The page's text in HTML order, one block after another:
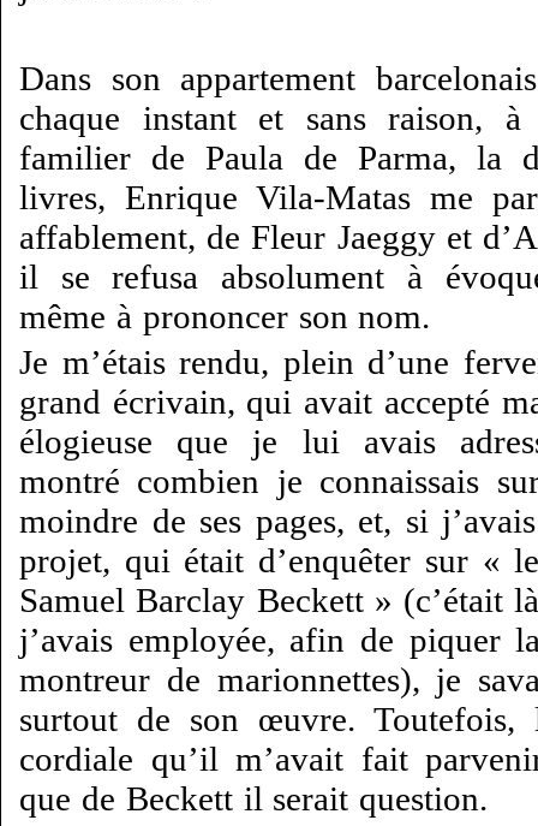
Dans son appartement
chaque instant et sans raison,
familier de Paula de Parma, la
livres, Enrique Vila-Matas me
affablement, de Fleur Jaeggy et
il se refusa absolument à
même à prononcer son nom.
Je m’étais rendu, plein d’une
grand écrivain, qui avait accepté
élogieuse que je lui avais
montré combien je connaissais
moindre de ses pages, et, si
projet, qui était d’enquêter sur «
Samuel Barclay Beckett » (c’était
j’avais employée, afin de piquer
montreur de marionnettes), je
surtout de son œuvre. Toutefois,
cordiale qu’il m’avait fait
que de Beckett il serait question.